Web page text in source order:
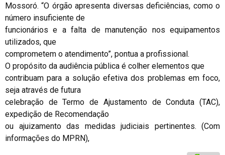
Mossoró. “O órgão apresenta diversas deficiências, como o
número insuficiente de
funcionários e a falta de manutenção nos equipamentos
utilizados, que
comprometem o atendimento”, pontua a profissional.
O propósito da audiência pública é colher elementos que
contribuam para a solução efetiva dos problemas em foco,
seja através de futura
celebração de Termo de Ajustamento de Conduta (TAC),
expedição de Recomendação
ou ajuizamento das medidas judiciais pertinentes. (Com
informações do MPRN),